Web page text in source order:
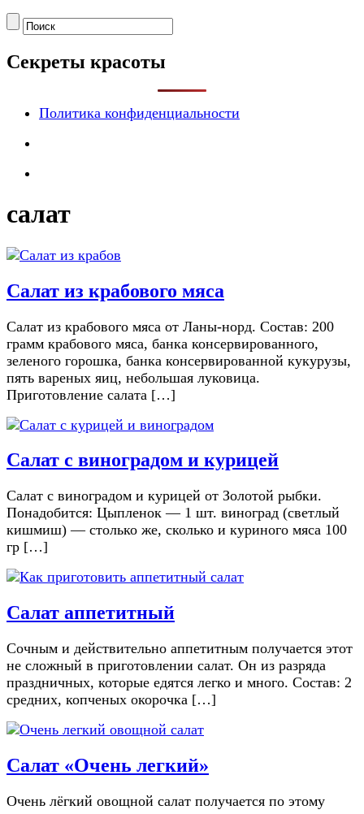
Секреты красоты
Политика конфиденциальности
салат
Салат из крабового мяса
Салат из крабового мяса от Ланы-норд. Состав: 200
грамм крабового мяса, банка консервированного,
зеленого горошка, банка консервированной кукурузы,
пять вареных яиц, небольшая луковица.
Приготовление салата […]
Салат с виноградом и курицей
Салат с виноградом и курицей от Золотой рыбки.
Понадобится: Цыпленок — 1 шт. виноград (светлый
кишмиш) — столько же, сколько и куриного мяса 100
гр […]
Салат аппетитный
Сочным и действительно аппетитным получается этот
не сложный в приготовлении салат. Он из разряда
праздничных, которые едятся легко и много. Состав: 2
средних, копченых окорочка […]
Салат «Очень легкий»
Очень лёгкий овощной салат получается по этому